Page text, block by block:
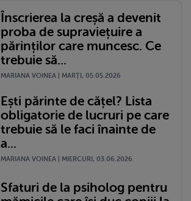
Înscrierea la creșă a devenit
proba de supraviețuire a
părinților care muncesc. Ce
trebuie să...
MARIANA VOINEA | MARŢI, 05.05.2026
Ești părinte de cățel? Lista
obligatorie de lucruri pe care
trebuie să le faci înainte de
a...
MARIANA VOINEA | MIERCURI, 03.06.2026
Sfaturi de la psiholog pentru